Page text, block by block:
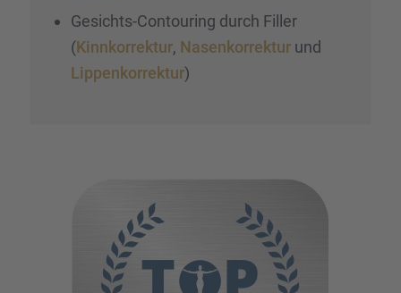
Gesichts-Contou­ring durch Filler
(Kinnkor­rek­tur, Nasen­kor­rek­turund
Lippen­kor­rek­tur)